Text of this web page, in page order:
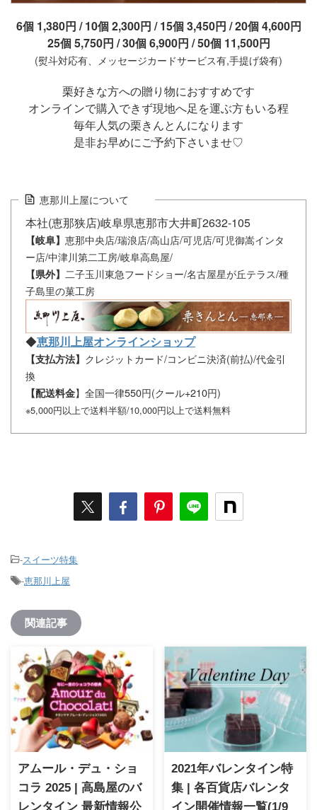
6個 1,380円 / 10個 2,300円 / 15個 3,450円 / 20個 4,600円
25個 5,750円 / 30個 6,900円 / 50個 11,500円
(熨斗対応有、メッセージカードサービス有,手提げ袋有)
栗好きな方への贈り物におすすめです
オンラインで購入できず現地へ足を運ぶ方もいる程
毎年人気の栗きんとんになります
是非お早めにご予約下さいませ♡
恵那川上屋について
本社(恵那狭店)岐阜県恵那市大井町2632-105
【岐阜】 恵那中央店/瑞浪店/高山店/可児店/可児御嵩インタ
ー店/中津川第二工房/岐阜高島屋/
【県外】 二子玉川東急フードショー/名古屋星が丘テラス/種
子島里の菓工房
◆恵那川上屋オンラインショップ
【支払方法】 クレジットカード/コンビニ決済(前払)/代金引
換
【配送料金】全国一律550円(クール+210円)
※5,000円以上で送料半額/10,000円以上で送料無料
-スイーツ特集
-恵那川上屋
関連記事
アムール・デュ・ショ
コラ 2025 | 高島屋のバ
レンタイン 最新情報公
2021年バレンタイン特
集 | 各百貨店バレンタ
イン開催情報一覧(1/9